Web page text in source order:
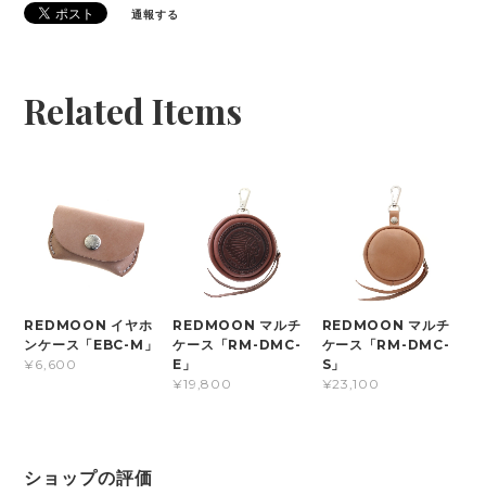
通報する
Related Items
REDMOON イヤホ
ンケース「EBC-M」
¥6,600
REDMOON マルチ
ケース「RM-DMC-
E」
¥19,800
REDMOON マルチ
ケース「RM-DMC-
S」
¥23,100
ショップの評価